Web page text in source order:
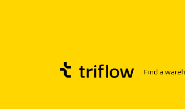
Find a
Triflow Knowledge base